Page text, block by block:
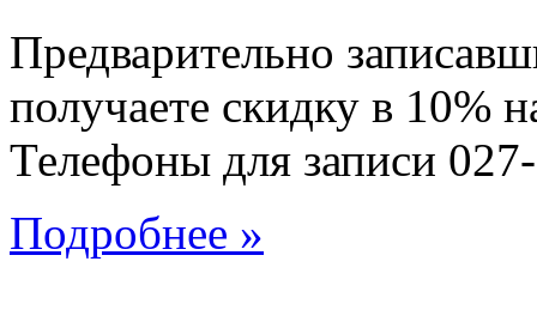
Предварительно
получаете скидку в 10%
Телефоны для записи
Подробнее »